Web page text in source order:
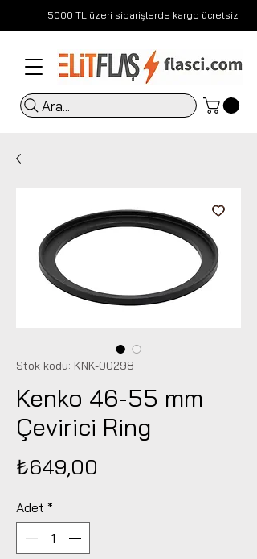
5000 TL üzeri siparişlerde kargo ücretsiz
Ara...
Stok kodu: KNK-00298
Kenko 46-55 mm
Çevirici Ring
₺649,00
Adet *